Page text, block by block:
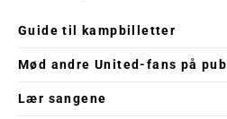
Guide til kampbilletter
Mød andre United-fans på pub
Lær sangene